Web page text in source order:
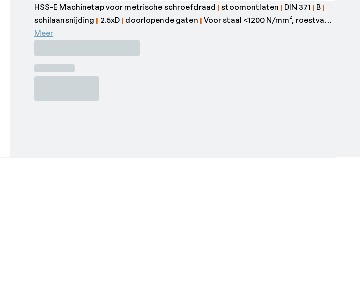
HSS-E Machinetap voor metrische schroefdraad |stoomontlaten | DIN 371 | B |
schilaansnijding | 2.5xD | doorlopende gaten |Voor staal <1200 N/mm², roestvast
staal en gietijzer.•Maat: M5
•Normering: DIN 371 - Vorm: B
Meer